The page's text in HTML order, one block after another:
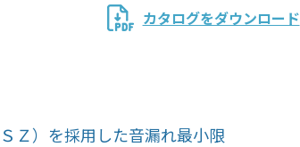
カタログをダウンロード
Ｚ）を採用した音漏れ最小限